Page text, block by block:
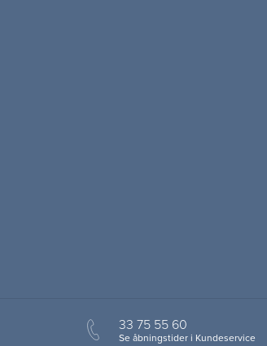
33 75 55 60
Se åbningstider i Kundeservice